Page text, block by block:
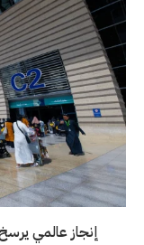
إنجاز عالمي